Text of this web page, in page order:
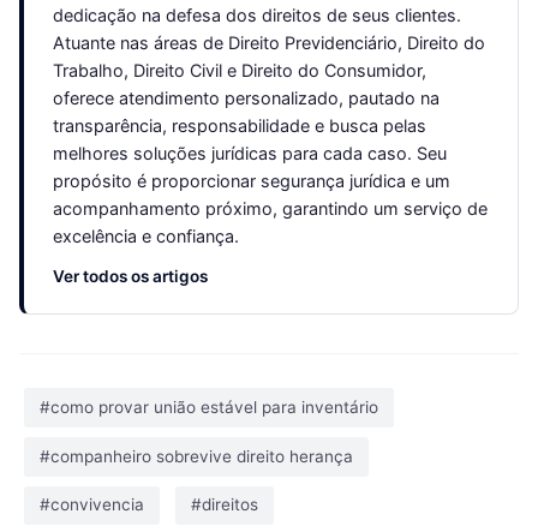
dedicação na defesa dos direitos de seus clientes.
Atuante nas áreas de Direito Previdenciário, Direito do
Trabalho, Direito Civil e Direito do Consumidor,
oferece atendimento personalizado, pautado na
transparência, responsabilidade e busca pelas
melhores soluções jurídicas para cada caso. Seu
propósito é proporcionar segurança jurídica e um
acompanhamento próximo, garantindo um serviço de
excelência e confiança.
Ver todos os artigos
#como provar união estável para inventário
#companheiro sobrevive direito herança
#convivencia #direitos